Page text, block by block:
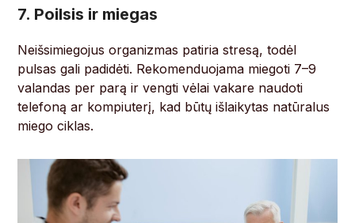
7. Poilsis ir miegas
Neišsimiegojus organizmas patiria stresą, todėl
pulsas gali padidėti. Rekomenduojama miegoti 7–9
valandas per parą ir vengti vėlai vakare naudoti
telefoną ar kompiuterį, kad būtų išlaikytas natūralus
miego ciklas.